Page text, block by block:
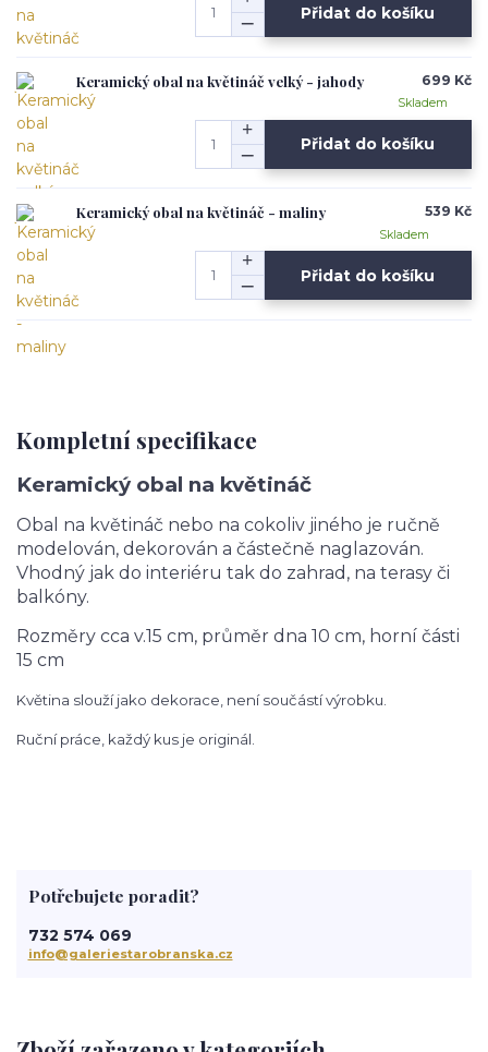
Přidat do košíku
Keramický obal na květináč velký - jahody 699 Kč
Skladem
Přidat do košíku
Keramický obal na květináč - maliny 539 Kč
Skladem
Přidat do košíku
Kompletní specifikace
Keramický obal na květináč
Obal na květináč nebo na cokoliv jiného je ručně
modelován, dekorován a částečně naglazován.
Vhodný jak do interiéru tak do zahrad, na terasy či
balkóny.
Rozměry cca v.15 cm, průměr dna 10 cm, horní části
15 cm
Květina slouží jako dekorace, není součástí výrobku.
Ruční práce, každý kus je originál.
Potřebujete poradit?
732 574 069
info@galeriestarobranska.cz